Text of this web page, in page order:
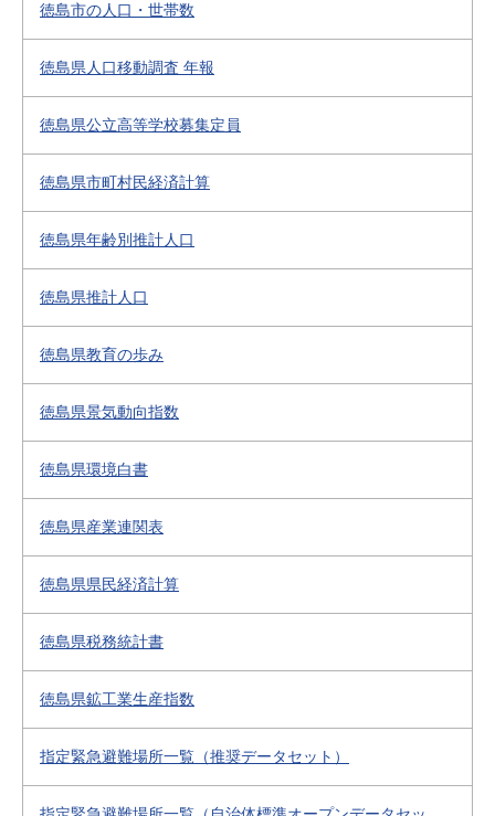
徳島市の人口・世帯数
徳島県人口移動調査 年報
徳島県公立高等学校募集定員
徳島県市町村民経済計算
徳島県年齢別推計人口
徳島県推計人口
徳島県教育の歩み
徳島県景気動向指数
徳島県環境白書
徳島県産業連関表
徳島県県民経済計算
徳島県税務統計書
徳島県鉱工業生産指数
指定緊急避難場所一覧（推奨データセット）